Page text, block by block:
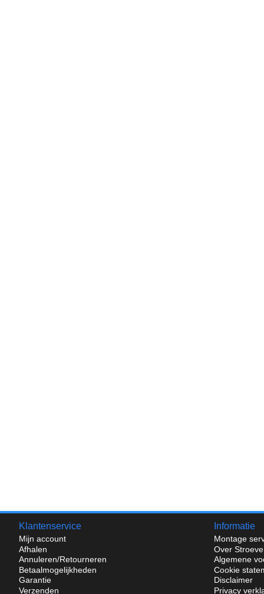
Klantenservice
Mijn account
Afhalen
Annuleren/Retourneren
Betaalmogelijkheden
Garantie
Verzenden
Informatie
Montage
Over
Algemene
Cookie
Disclaimer
Privacy